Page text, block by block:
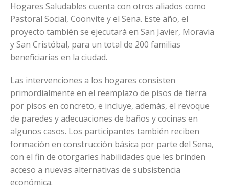
Hogares Saludables cuenta con otros aliados como
Pastoral Social, Coonvite y el Sena. Este año, el
proyecto también se ejecutará en San Javier, Moravia
y San Cristóbal, para un total de 200 familias
beneficiarias en la ciudad.
Las intervenciones a los hogares consisten
primordialmente en el reemplazo de pisos de tierra
por pisos en concreto, e incluye, además, el revoque
de paredes y adecuaciones de baños y cocinas en
algunos casos. Los participantes también reciben
formación en construcción básica por parte del Sena,
con el fin de otorgarles habilidades que les brinden
acceso a nuevas alternativas de subsistencia
económica.